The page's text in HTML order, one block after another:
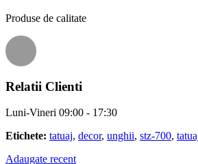
Produse de calitate
Relatii Clienti
Luni-Vineri 09:00 - 17:30
Etichete: tatuaj, decor, unghii, stz-700,
Adaugate recent